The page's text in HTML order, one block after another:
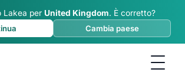
Lakea per United Kingdom. È corretto?
Cambia paese